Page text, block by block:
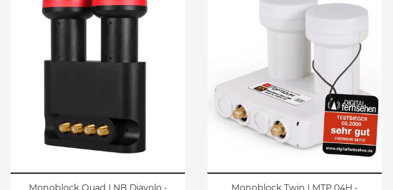
Monoblock Quad LNB Diavolo -
Monoblock Twin LMTP 04H -